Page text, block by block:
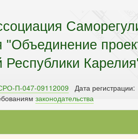
"Объединение
Республики
П-047-09112009 Дата
законодательства